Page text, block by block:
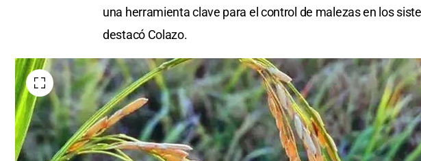
una herramienta clave para el control de malezas en los
destacó Colazo.